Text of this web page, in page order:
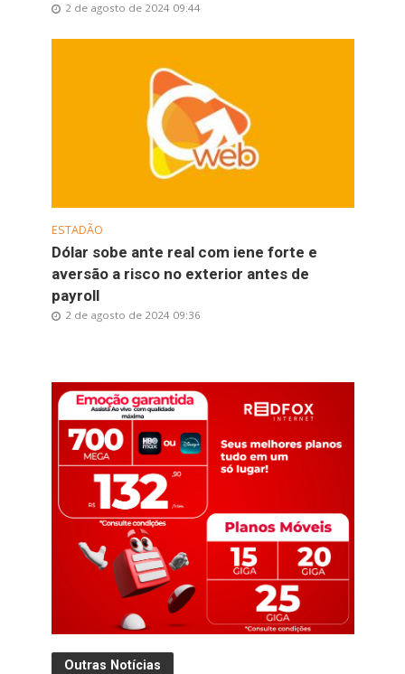
2 de agosto de 2024 09:44
ESTADÃO
Dólar sobe ante real com iene forte e
aversão a risco no exterior antes de
payroll
2 de agosto de 2024 09:36
Outras Notícias